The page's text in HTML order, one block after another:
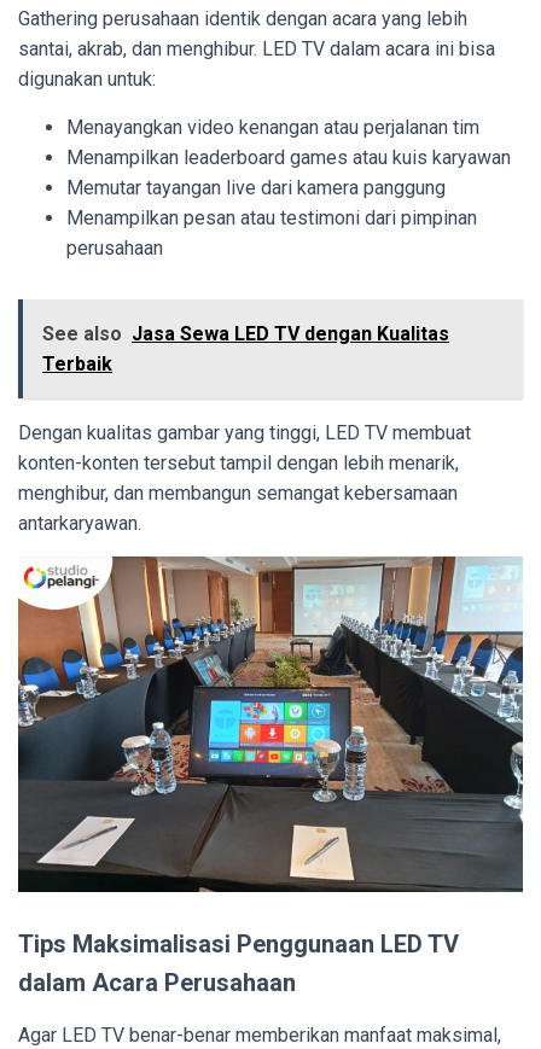
Gathering perusahaan identik dengan acara yang lebih
santai, akrab, dan menghibur. LED TV dalam acara ini bisa
digunakan untuk:
Menayangkan video kenangan atau perjalanan tim
Menampilkan leaderboard games atau kuis karyawan
Memutar tayangan live dari kamera panggung
Menampilkan pesan atau testimoni dari pimpinan
perusahaan
See also Jasa Sewa LED TV dengan Kualitas
Terbaik
Dengan kualitas gambar yang tinggi, LED TV membuat
konten-konten tersebut tampil dengan lebih menarik,
menghibur, dan membangun semangat kebersamaan
antarkaryawan.
Tips Maksimalisasi Penggunaan LED TV
dalam Acara Perusahaan
Agar LED TV benar-benar memberikan manfaat maksimal,